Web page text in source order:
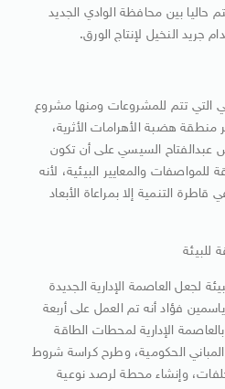
حاليا بين محافظة الوادي الجديد
جريد النخيل لإنتاج الورق.
التي تتم للمشروعات ومنها مشروع
هضبة الأهرامات الأثرية،
عبدالفتاح السيسي على أن تكون
والمعايير البيئية، لأنه
التنمية إلا بمراعاة الأبعاد
للبيئة
لجعل العاصمة الإدارية الجديدة
فؤاد أنه تم العمل على أربعة
الإدارية لمحطات الطاقة
الحكومية، وطرح كراسة شروط
وإنشاء محطة لرصد نوعية